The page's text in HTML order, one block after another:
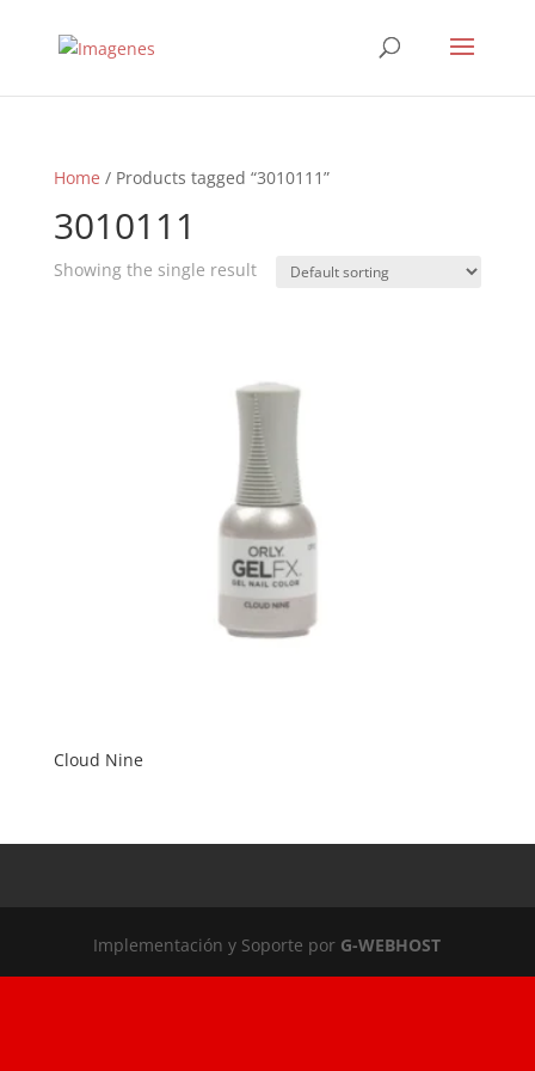
Home / Products tagged “3010111”
3010111
Showing the single result
Cloud Nine
Implementación y Soporte por G-WEBHOST